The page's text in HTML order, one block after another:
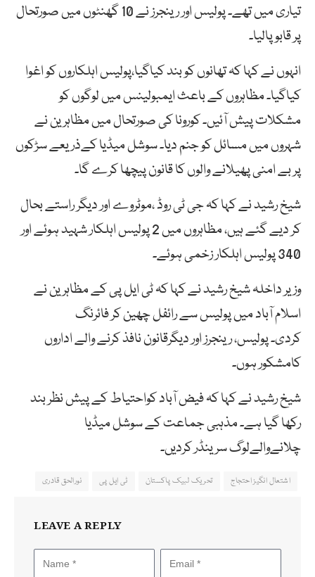
تیاری میں تھے۔ پولیس اور رینجرز نے 10 گھنٹوں میں صورتحال
پر قابو پالیا۔
انہوں نے کہا کہ تھانوں کو بند کیاگیا،پولیس اہلکاروں کو اغوا
کیاگیا۔ مظاہروں کے باعث ایمبولینس میں لوگوں کو
مشکلات پیش آئیں۔ کورونا کی صورتحال میں مظاہرین نے
شہروں میں مسائل کو جنم دیا۔ سوشل میڈیا کےذریعے سڑکوں
پر بے امنی پھیلانے والوں کا قانون پیچھا کرے گا۔
شیخ رشید نے کہا کہ جی ٹی روڈ ،موٹروے اور دیگر راستے بحال
کر دیے گئے ہیں، مظاہروں میں 2 پولیس اہلکار شہید ہوئے اور
340 پولیس اہلکار زخمی ہوئے۔
وزیر داخلہ شیخ رشید نے کہا کہ ٹی ایل پی کے مظاہرین نے
اسلام آباد میں پولیس سے رائفل چھین کر فائرنگ
کردی۔ پولیس، رینجرز اور دیگرقانون نافذ کرنے والے اداروں
کامشکور ہوں۔
شیخ رشید نے کہا کہ فیض آباد کواحتیاط کے پیش نظر بند
رکھا گیا ہے۔ مذہبی جماعت کے سوشل میڈیا
چلانےوالےلوگ سرینڈر کردیں۔
اشتعال انگیز احتجاج تحریک لبیک پاکستان ٹی ایل پی نورالحق قادری
LEAVE A REPLY